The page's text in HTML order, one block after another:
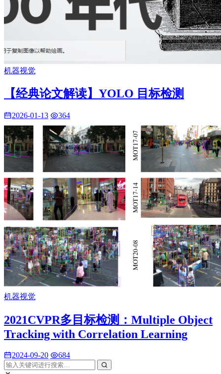
机器视觉
【经典论文解读】YOLO 目标检测
2026-01-13 364
机器视觉
2021CVPR多目标检测：Multiple Object
Tracking with Correlation Learning
2024-09-20 684